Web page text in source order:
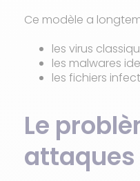
Ce modèle a
les virus
les malwares
les fichiers
Le